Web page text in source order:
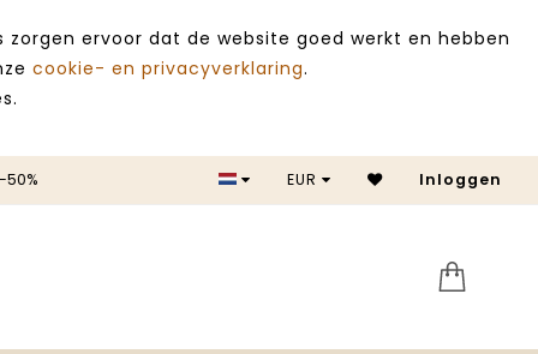
ervoor dat de website goed werkt en hebben
cookie- en privacyverklaring.
50% SALE
EUR Inloggen